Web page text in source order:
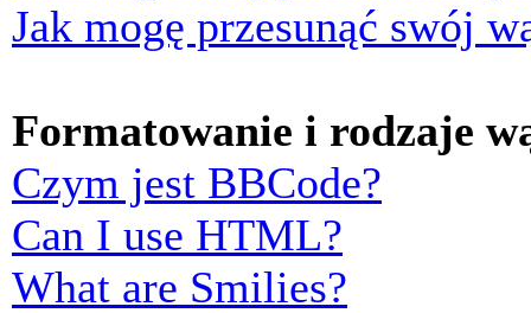
Jak mogę przesunąć swój
Formatowanie i rodzaje
Czym jest BBCode?
Can I use HTML?
What are Smilies?